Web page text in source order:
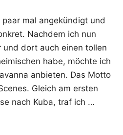
mal ange­kün­digt und
Nach­dem ich nun
und dort auch einen tol­len
habe, möch­te ich
anbie­ten. Das Mot­to
Gleich am ers­ten
nach Kuba, traf ich …